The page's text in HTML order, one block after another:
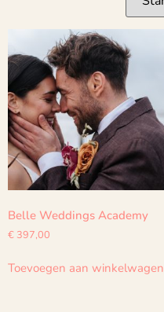
Belle Weddings Academy
€ 397,00
Toevoegen aan winkelwagen